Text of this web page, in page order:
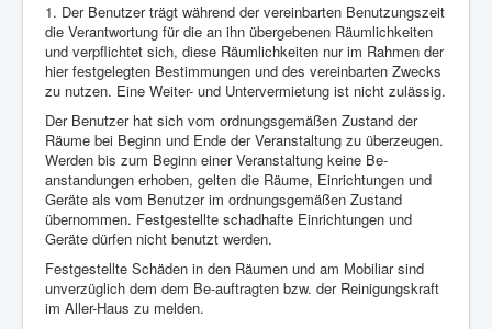
1. Der Benutzer trägt während der vereinbarten Benutzungszeit
die Verantwortung für die an ihn übergebenen Räumlichkeiten
und verpflichtet sich, diese Räumlichkeiten nur im Rahmen der
hier festgelegten Bestimmungen und des vereinbarten Zwecks
zu nutzen. Eine Weiter- und Untervermietung ist nicht zulässig.
Der Benutzer hat sich vom ordnungsgemäßen Zustand der
Räume bei Beginn und Ende der Veranstaltung zu überzeugen.
Werden bis zum Beginn einer Veranstaltung keine Be-
anstandungen erhoben, gelten die Räume, Einrichtungen und
Geräte als vom Benutzer im ordnungsgemäßen Zustand
übernommen. Festgestellte schadhafte Einrichtungen und
Geräte dürfen nicht benutzt werden.
Festgestellte Schäden in den Räumen und am Mobiliar sind
unverzüglich dem dem Be-auftragten bzw. der Reinigungskraft
im Aller-Haus zu melden.